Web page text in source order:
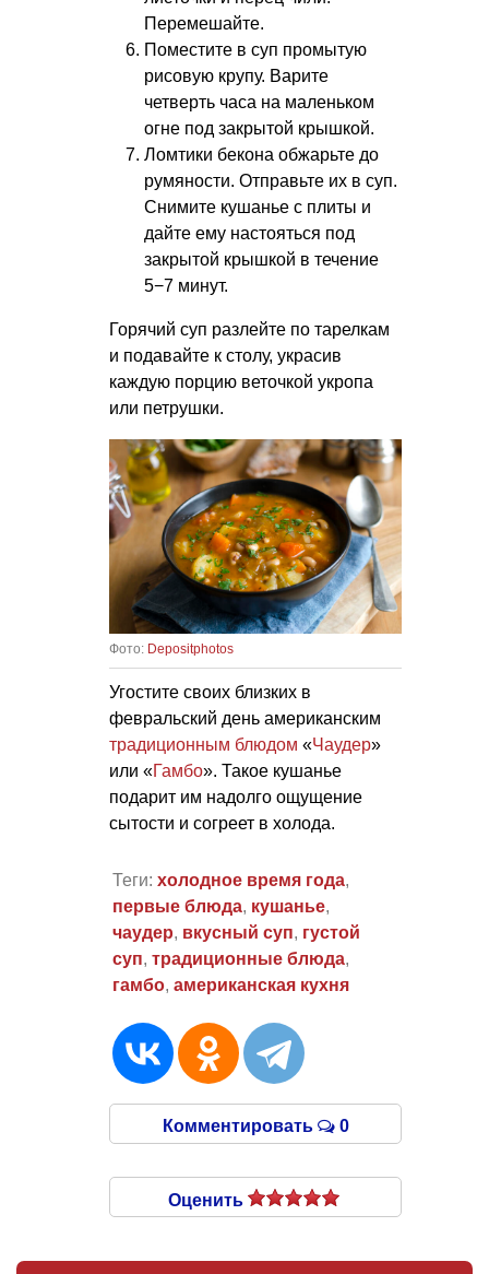
Перемешайте.
Поместите в суп промытую
рисовую крупу. Варите
четверть часа на маленьком
огне под закрытой крышкой.
Ломтики бекона обжарьте до
румяности. Отправьте их в суп.
Снимите кушанье с плиты и
дайте ему настояться под
закрытой крышкой в течение
5−7 минут.
Горячий суп разлейте по тарелкам
и подавайте к столу, украсив
каждую порцию веточкой укропа
или петрушки.
Фото: Depositphotos
Угостите своих близких в
февральский день американским
традиционным блюдом «Чаудер»
или «Гамбо». Такое кушанье
подарит им надолго ощущение
сытости и согреет в холода.
Теги: холодное время года,
первые блюда, кушанье,
чаудер, вкусный суп, густой
суп, традиционные блюда,
гамбо, американская кухня
Комментировать 0
Оценить